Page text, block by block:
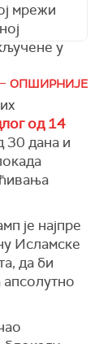
мрежи
у
затражиле
који
извукли,
везе са
њихове
наставе
могуће"
они неће
ОПШИРНИЈЕ
од 14
30 дана и
је најпре
Исламске
да би